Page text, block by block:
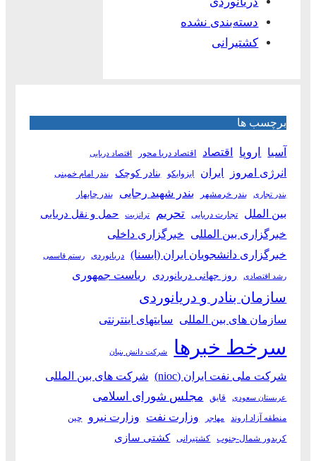
دسته‌بندی نشده
کشتیرانی
برچسب ها
آسیا اروپا اقتصاد اقتصاد دریا محور اقتصاد دریایی
انرژی امروز ایران ایزوایکو بنادر کوچک بندر امام خمینی
بندر تجاری بندر خرمشهر بندر شهید رجایی بندر چابهار
بین الملل تجارت دریایی تحریم ترانزیت حمل و نقل دریایی
خبرگزاری بین المللی خبرگزاری داخلی
خبرگزاری دانشجویان ایران (ایسنا)
دریانوردی رستم قاسمی
رشد اقتصادی روز جهانی دریانوردی ریاست جمهوری
سازمان بنادر و دریانوردی
سازمان های بین المللی سایتهای اینترنتی
سرخط خبرها شرکت دانش بنیان
شرکت ملی نفت ایران (nioc) شرکت های بین المللی
عربستان سعودی قایق مجلس شورای اسلامی
منطقه آزاد اروند مهاجر وزارت نفت وزارت نیرو چین
کریدور شمال-جنوب کشتیرانی کشتی سازی